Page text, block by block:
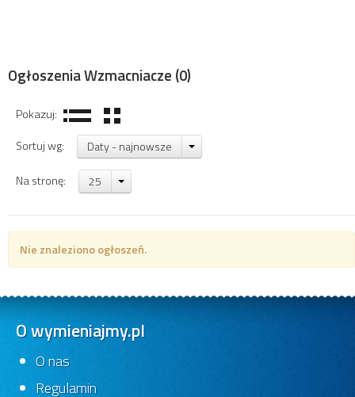
Ogłoszenia Wzmacniacze (0)
Pokazuj:
Sortuj wg:
Daty - najnowsze
Na stronę: 25
Nie znaleziono ogłoszeń.
O wymieniajmy.pl
O nas
Regulamin